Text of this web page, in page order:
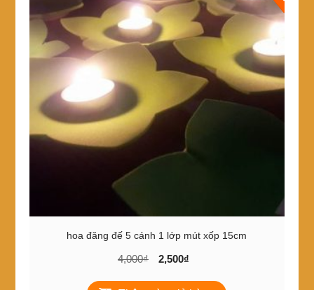
hoa đăng đế 5 cánh 1 lớp mút xốp 15cm
4,000₫
Giá
2,500₫